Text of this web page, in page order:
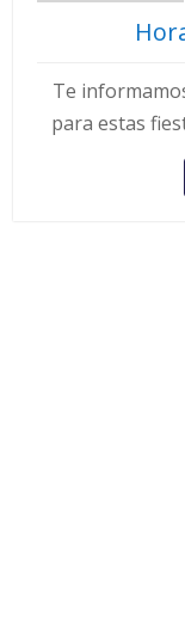
Te
para estas